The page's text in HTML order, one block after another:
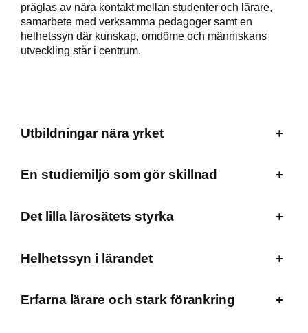
präglas av nära kontakt mellan studenter och lärare,
samarbete med verksamma pedagoger samt en
helhetssyn där kunskap, omdöme och människans
utveckling står i centrum.
Utbildningar nära yrket +
En studiemiljö som gör skillnad +
Det lilla lärosätets styrka +
Helhetssyn i lärandet +
Erfarna lärare och stark förankring +